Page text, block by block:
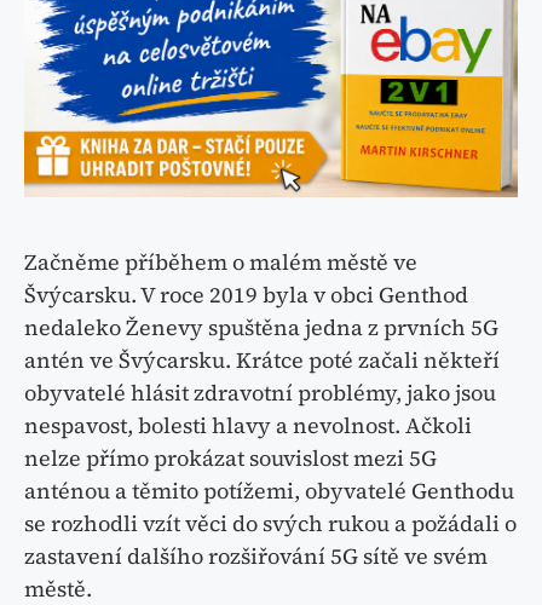
Začněme příběhem o malém městě ve
Švýcarsku. V roce 2019 byla v obci Genthod
nedaleko Ženevy spuštěna jedna z prvních 5G
antén ve Švýcarsku. Krátce poté začali někteří
obyvatelé hlásit zdravotní problémy, jako jsou
nespavost, bolesti hlavy a nevolnost. Ačkoli
nelze přímo prokázat souvislost mezi 5G
anténou a těmito potížemi, obyvatelé Genthodu
se rozhodli vzít věci do svých rukou a požádali o
zastavení dalšího rozšiřování 5G sítě ve svém
městě.